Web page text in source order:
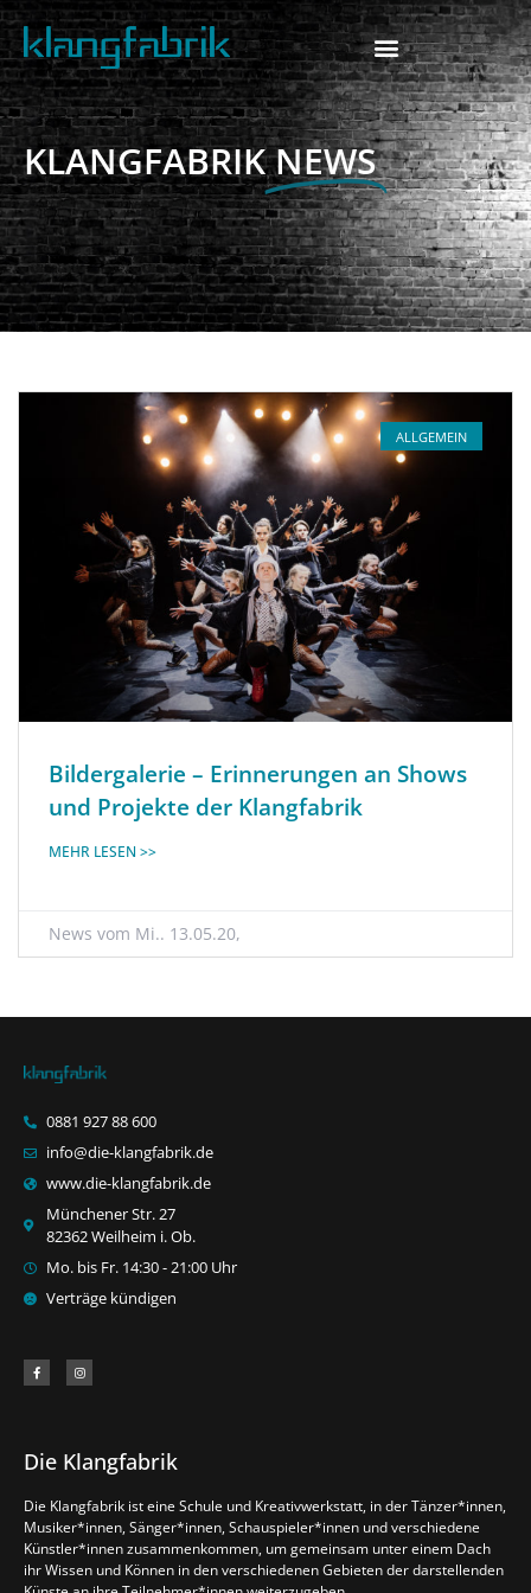
KLANGFABRIKNEWS
ALLGEMEIN
Bildergalerie – Erinnerungen an Shows
und Projekte der Klangfabrik
MEHR LESEN >>
Mi.. 13.05.20,
0881 927 88 600
info@die-klangfabrik.de
www.die-klangfabrik.de
Münchener Str. 27
82362 Weilheim i. Ob.
Mo. bis Fr. 14:30 - 21:00 Uhr
Verträge kündigen
Die Klangfabrik
Die Klangfabrik ist eine Schule und Kreativwerkstatt, in der Tänzer*innen,
Musiker*innen, Sänger*innen, Schauspieler*innen und verschiedene
Künstler*innen zusammenkommen, um gemeinsam unter einem Dach
ihr Wissen und Können in den verschiedenen Gebieten der darstellenden